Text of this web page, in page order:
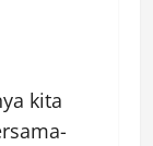
kita